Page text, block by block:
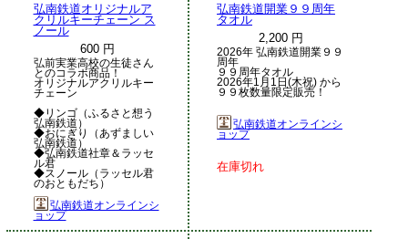
弘南鉄道オリジナルア
クリルキーチェーン ス
ノール
600 円
弘前実業高校の生徒さん
とのコラボ商品！
オリジナルアクリルキー
チェーン
◆リンゴ（ふるさと想う
弘南鉄道）
◆おにぎり（あずましい
弘南鉄道）
◆弘南鉄道社章＆ラッセ
ル君
◆スノール（ラッセル君
のおともだち）
弘南鉄道オンラインシ
ョップ
弘南鉄道開業９９周年
タオル
2,200 円
2026年 弘南鉄道開業９９
周年
９９周年タオル
2026年1月1日(木祝) から
９９枚数量限定販売！
弘南鉄道オンラインシ
ョップ
在庫切れ